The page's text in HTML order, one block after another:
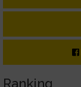
Ranking